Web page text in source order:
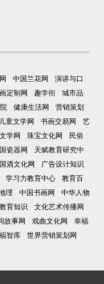
中国兰花网
演讲与口
定制网 趣学街
城市品
健康生活网
营销策划
童文学网 书画交易网
艺
学网 珠宝文化网
民俗
瓷器网
天赋教育研究中
酒文化网
广告设计知识
学习力教育中心
教育百
理 中国书画网
中华人物
育知识
文化艺术传播网
故事网 戏曲文化网
幸福
智库 世界营销策划网